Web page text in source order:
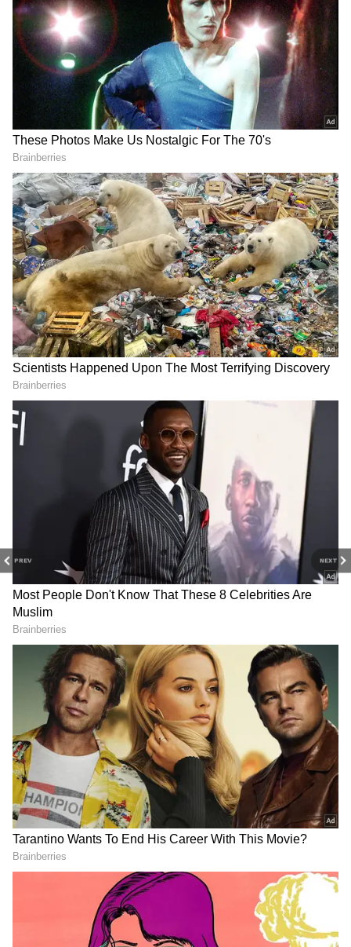
PREV NEXT
Image Credit : X
అక్షర్ పటేల్ మెరుపు ఇన్నింగ్స్
ఢిల్లీ క్యాపిటల్స్ ఛేజింగ్ ఆరంభంలో వరుసగా వికెట్లు
కోల్పోయి కష్టాల్లో పడింది. పవర్‌ప్లేలోనే రాహుల్, పోరెల్,
సాహిల్ పరాఖ్ పెవిలియన్ చేరారు. ఆ సమయంలో కెప్టెన్
అక్షర్ పటేల్ బాధ్యతాయుతమైన ఇన్నింగ్స్ ఆడాడు. కేవలం
30 బంతుల్లో 8 ఫోర్లు, 2 సిక్సర్లతో 56 పరుగులు చేసి
జట్టును రేసులోకి తెచ్చాడు. అక్షర్ ఇన్నింగ్స్ మ్యాచ్
స్వరూపాన్నే మార్చేసింది.
Related Articles
IPL 2026 : స్వింగ్ కింగ్ ఈజ్ బ్యాక్.. ఐపీఎల్‌లో
భువనేశ్వర్ వరల్డ్ రికార్డ్.. టీమిండియాలోకి రీఎంట్రీ
ఫిక్స్?
Team India: సూర్యకు షాక్.. అయ్యర్ కాదు..
టీమిండియా టీ20 కెప్టెన్‌గా సంజూ? సెలక్టర్ల ప్లాన్ ఇదే!
3
6